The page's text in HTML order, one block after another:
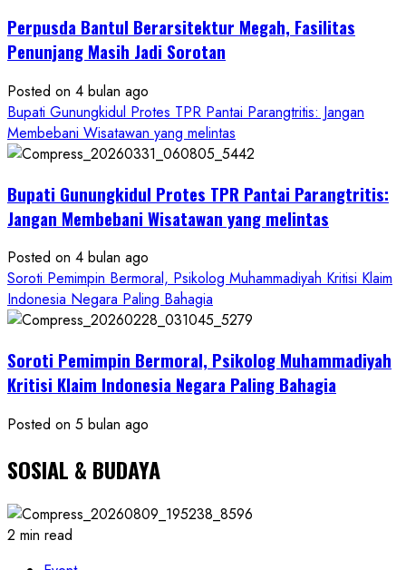
Cair
ke
Ketum
PWRI
RI
Minta
Resmi
Perpusda Bantul Berarsitektur Megah, Fasilitas
Penunjang Masih Jadi Sorotan
Posted on 4 bulan ago
Bupati Gunungkidul Protes TPR Pantai Parangtritis: Jangan
Membebani Wisatawan yang melintas
Bupati Gunungkidul Protes TPR Pantai Parangtritis:
Jangan Membebani Wisatawan yang melintas
Posted on 4 bulan ago
Soroti Pemimpin Bermoral, Psikolog Muhammadiyah Kritisi Klaim
Indonesia Negara Paling Bahagia
Soroti Pemimpin Bermoral, Psikolog Muhammadiyah
Kritisi Klaim Indonesia Negara Paling Bahagia
Posted on 5 bulan ago
SOSIAL & BUDAYA
2 min read